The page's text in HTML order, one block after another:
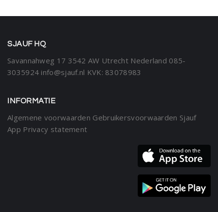
SJAUF HQ
Savannahweg 17 3542 AW Utrecht Nederland 085-
3035924 info@sjauf.nl KVK: 83078983
INFORMATIE
Algemene voorwaarden Gebruikersvoorwaarden Sjauf
App Privacy statement